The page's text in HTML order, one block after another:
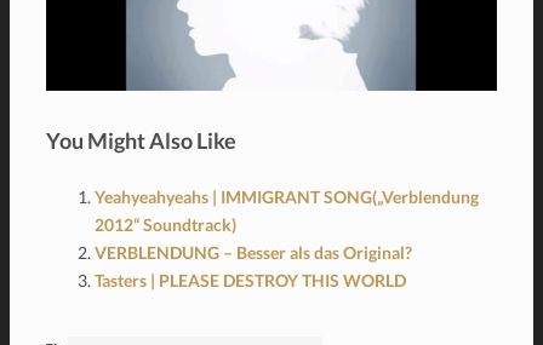
You Might Also Like
Yeahyeahyeahs | IMMIGRANT SONG(„Verblendung
2012“ Soundtrack)
VERBLENDUNG – Besser als das Original?
Tasters | PLEASE DESTROY THIS WORLD